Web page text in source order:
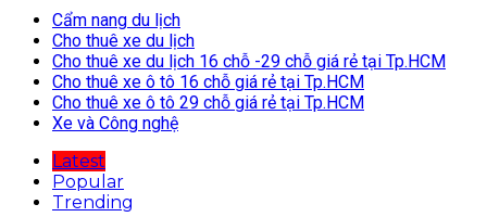
Cẩm nang du lịch
Cho thuê xe du lịch
Cho thuê xe du lịch 16 chỗ -29 chỗ giá rẻ tại Tp.HCM
Cho thuê xe ô tô 16 chỗ giá rẻ tại Tp.HCM
Cho thuê xe ô tô 29 chỗ giá rẻ tại Tp.HCM
Xe và Công nghệ
Latest
Popular
Trending